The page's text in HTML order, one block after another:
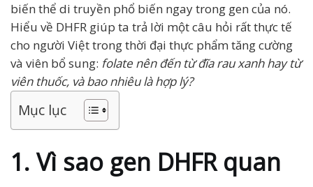
biến thể di truyền phổ biến ngay trong gen của nó.
Hiểu về DHFR giúp ta trả lời một câu hỏi rất thực tế
cho người Việt trong thời đại thực phẩm tăng cường
và viên bổ sung: folate nên đến từ đĩa rau xanh hay từ
viên thuốc, và bao nhiêu là hợp lý?
Mục lục
1. Vì sao gen DHFR quan